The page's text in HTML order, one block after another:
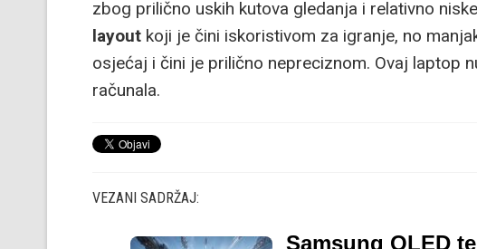
zbog prilično uskih kutova gledanja i relativno
layout koji je čini iskoristivom za igranje, no
osjećaj i čini je prilično nepreciznom. Ovaj laptop
računala.
VEZANI SADRŽAJ:
Samsung OLED